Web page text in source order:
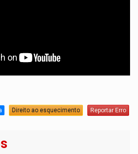
Direito ao esquecimento Reportar Erro